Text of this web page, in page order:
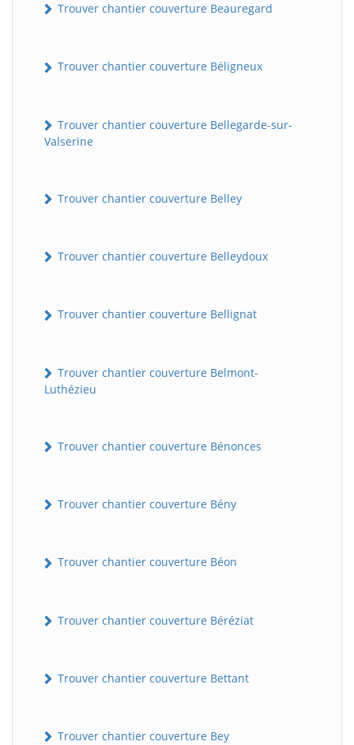
Trouver chantier couverture Beauregard
Trouver chantier couverture Béligneux
Trouver chantier couverture Bellegarde-sur-
Valserine
Trouver chantier couverture Belley
Trouver chantier couverture Belleydoux
Trouver chantier couverture Bellignat
Trouver chantier couverture Belmont-
Luthézieu
Trouver chantier couverture Bénonces
Trouver chantier couverture Bény
Trouver chantier couverture Béon
Trouver chantier couverture Béréziat
Trouver chantier couverture Bettant
Trouver chantier couverture Bey